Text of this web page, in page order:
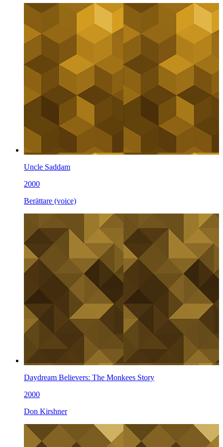
Uncle Saddam
2000
Berättare (voice)
Daydream Believers: The Monkees Story
2000
Don Kirshner